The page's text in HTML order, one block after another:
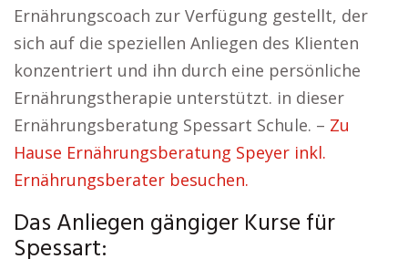
Ernährungscoach zur Verfügung gestellt, der
sich auf die speziellen Anliegen des Klienten
konzentriert und ihn durch eine persönliche
Ernährungstherapie unterstützt. in dieser
Ernährungsberatung Spessart Schule. – Zu
Hause Ernährungsberatung Speyer inkl.
Ernährungsberater besuchen.
Das Anliegen gängiger Kurse für
Spessart: